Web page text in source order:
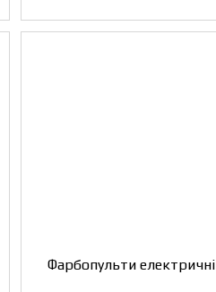
Фарбопульти електричні